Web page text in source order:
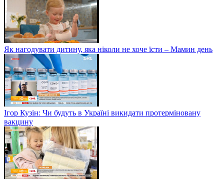
Як нагодувати дитину, яка ніколи не хоче їсти – Мамин день
Ігор Кузін: Чи будуть в Україні викидати протерміновану
вакцину